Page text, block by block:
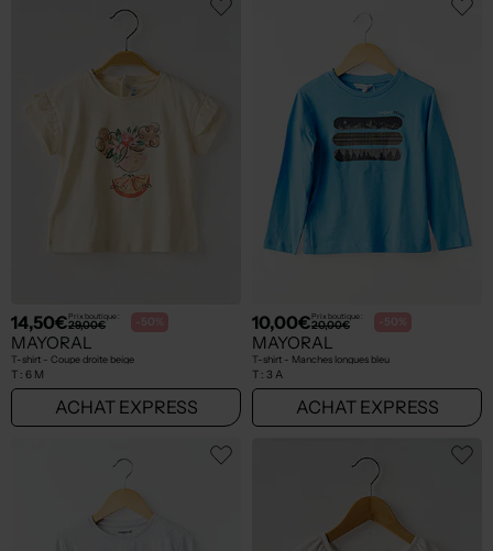
14,50€Prix boutique :
29,00€ -50%
MAYORAL
T-shirt - Coupe droite beige
T : 6 M
ACHAT EXPRESS
10,00€Prix boutique :
20,00€ -50%
MAYORAL
T-shirt - Manches longues bleu
T : 3 A
ACHAT EXPRESS